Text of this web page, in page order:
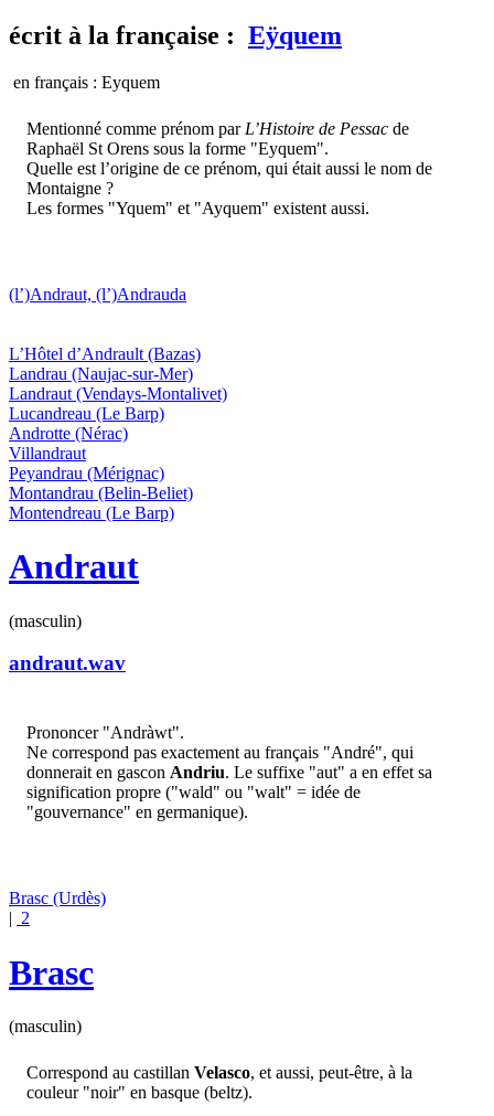
écrit à la française : Eÿquem
en français : Eyquem
Mentionné comme prénom par L’Histoire de Pessac de
Raphaël St Orens sous la forme "Eyquem".
Quelle est l’origine de ce prénom, qui était aussi le nom de
Montaigne ?
Les formes "Yquem" et "Ayquem" existent aussi.
(l’)Andraut, (l’)Andrauda
L’Hôtel d’Andrault (Bazas)
Landrau (Naujac-sur-Mer)
Landraut (Vendays-Montalivet)
Lucandreau (Le Barp)
Androtte (Nérac)
Villandraut
Peyandrau (Mérignac)
Montandrau (Belin-Beliet)
Montendreau (Le Barp)
Andraut
(masculin)
andraut.wav
Prononcer "Andràwt".
Ne correspond pas exactement au français "André", qui
donnerait en gascon Andriu. Le suffixe "aut" a en effet sa
signification propre ("wald" ou "walt" = idée de
"gouvernance" en germanique).
Brasc (Urdès)
| 2
Brasc
(masculin)
Correspond au castillan Velasco, et aussi, peut-être, à la
couleur "noir" en basque (beltz).